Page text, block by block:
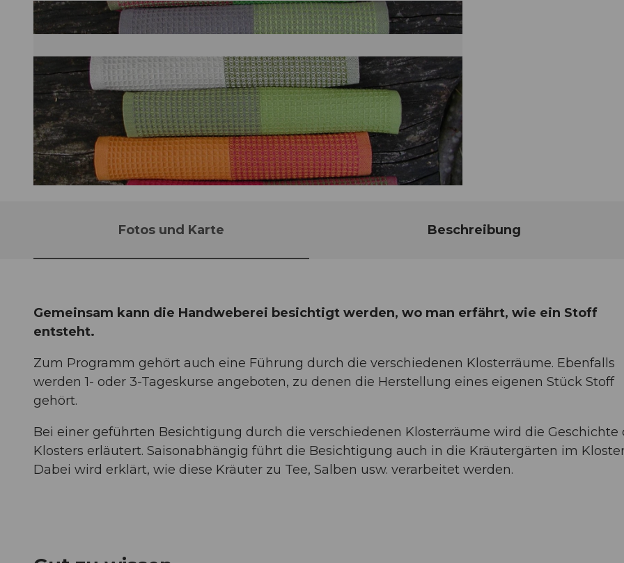
Fotos und Karte Beschreibung
Gemeinsam kann die Handweberei besichtigt werden, wo man erfährt, wie ein Stoff
entsteht.
Zum Programm gehört auch eine Führung durch die verschiedenen Klosterräume. Ebenfalls
werden 1- oder 3-Tageskurse angeboten, zu denen die Herstellung eines eigenen Stück Stoff
gehört.
Bei einer geführten Besichtigung durch die verschiedenen Klosterräume wird die Geschichte
Klosters erläutert. Saisonabhängig führt die Besichtigung auch in die Kräutergärten im
Dabei wird erklärt, wie diese Kräuter zu Tee, Salben usw. verarbeitet werden.